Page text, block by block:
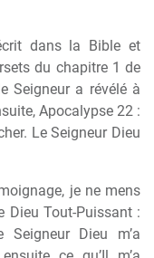
dans la Bible et
du chapitre 1 de
Seigneur a révélé à
Apocalypse 22 :
Le Seigneur Dieu
je ne mens
Dieu Tout-Puissant :
Dieu m’a